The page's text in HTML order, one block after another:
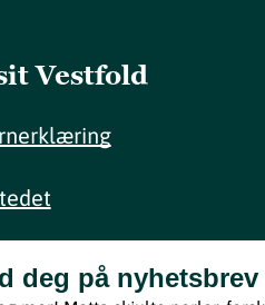
Vestfold
deg på nyhetsbrev
deg på nyhetsbrev